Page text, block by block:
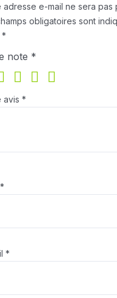
adresse e-mail ne sera pas
obligatoires sont
*
note *
avis *
*
*